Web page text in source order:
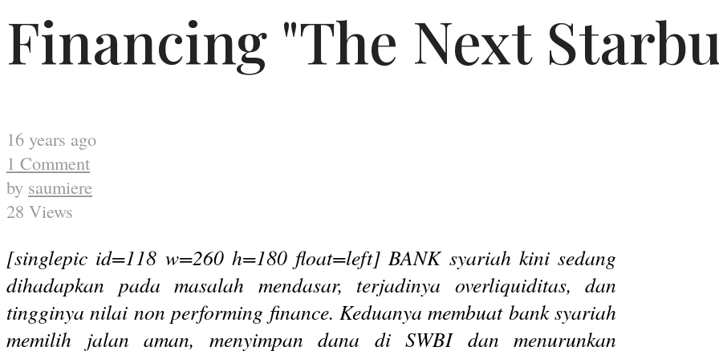
Financing "The Next
16 years ago
1 Comment
by saumiere
28 Views
[singlepic id=118 w=260 h=180 float=left] BANK syariah kini sedang
dihadapkan pada masalah mendasar, terjadinya overliquiditas, dan
tingginya nilai non performing finance. Keduanya membuat bank syariah
memilih jalan aman, menyimpan dana di SWBI dan menurunkan